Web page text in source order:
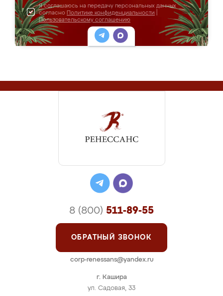
Я соглашаюсь на передачу персональных данных
согласно Политике конфиденциальности
Пользовательскому соглашению
г. Кашира
ул. Садовая, 33
8 (800) 511-89-55
ОБРАТНЫЙ ЗВОНОК
corp-renessans@yandex.ru